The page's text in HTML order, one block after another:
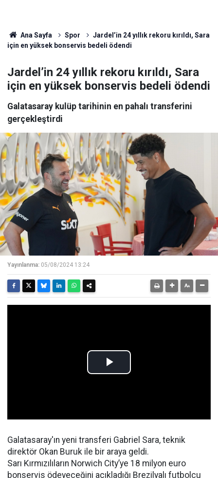
Ana Sayfa Spor
Jardel’in 24 yıllık rekoru kırıldı, Sara
için en yüksek bonservis bedeli ödendi
Jardel’in 24 yıllık rekoru kırıldı, Sara
için en yüksek bonservis bedeli ödendi
Galatasaray kulüp tarihinin en pahalı transferini
gerçekleştirdi
Yayınlanma: 05/08/2024 13:24
Galatasaray'ın yeni transferi Gabriel Sara, teknik
direktör Okan Buruk ile bir araya geldi.
Sarı Kırmızılıların Norwich City’ye 18 milyon euro
bonservis ödeyeceğini açıkladığı Brezilyalı futbolcu